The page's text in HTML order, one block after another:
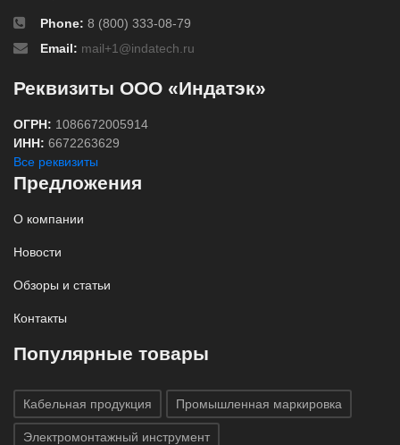
Phone: 8 (800) 333-08-79
Email: mail+1@indatech.ru
Реквизиты ООО «Индатэк»
ОГРН: 1086672005914
ИНН: 6672263629
Все реквизиты
Предложения
О компании
Новости
Обзоры и статьи
Контакты
Популярные товары
Кабельная продукция Промышленная маркировка
Электромонтажный инструмент